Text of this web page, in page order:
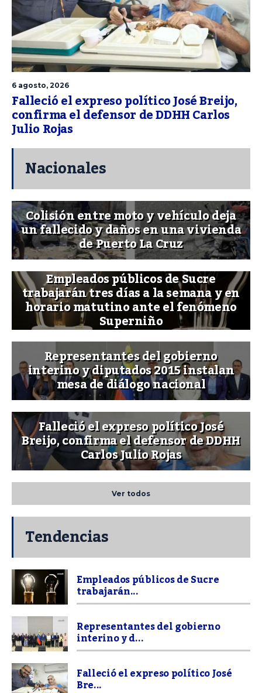
6 agosto, 2026
Falleció el expreso político José Breijo,
confirma el defensor de DDHH Carlos
Julio Rojas
Nacionales
Colisión entre moto y vehículo deja
un fallecido y daños en una vivienda
de Puerto La Cruz
Empleados públicos de Sucre
trabajarán tres días a la semana y en
horario matutino ante el fenómeno
Superniño
Representantes del gobierno
interino y diputados 2015 instalan
mesa de diálogo nacional
Falleció el expreso político José
Breijo, confirma el defensor de DDHH
Carlos Julio Rojas
Ver todos
Tendencias
Empleados públicos de Sucre
trabajarán...
Representantes del gobierno
interino y d...
Falleció el expreso político José
Bre...